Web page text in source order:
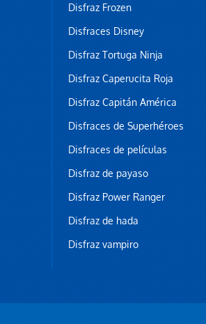
Disfraz Frozen
Disfraces Disney
Disfraz Tortuga Ninja
Disfraz Caperucita Roja
Disfraz Capitán América
Disfraces de Superhéroes
Disfraces de películas
Disfraz de payaso
Disfraz Power Ranger
Disfraz de hada
Disfraz vampiro